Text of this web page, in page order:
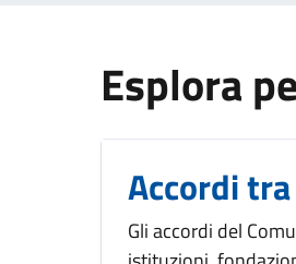
Esplora
Accordi
Gli accordi del